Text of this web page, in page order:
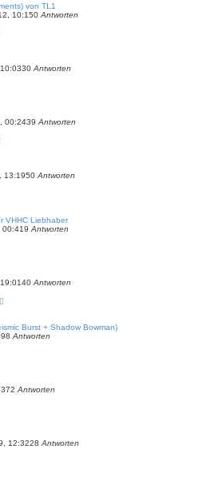
von TL1
10:150 Antworten
30 Antworten
00:2439 Antworten
13:1950 Antworten
VHHC Liebhaber
00:419 Antworten
40 Antworten
Burst + Shadow Bowman)
8 Antworten
2 Antworten
12:3228 Antworten